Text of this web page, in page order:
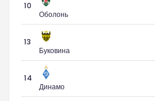
10
Оболонь
13
Буковина
14
Динамо